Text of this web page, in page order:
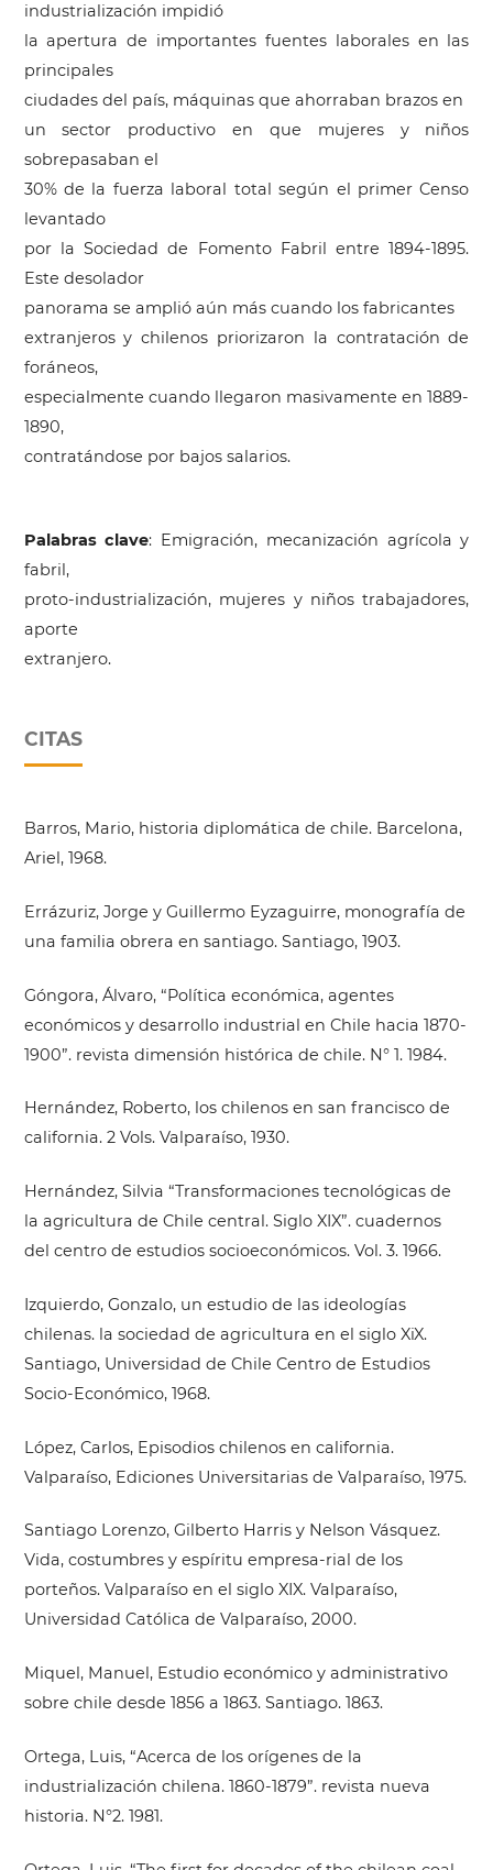
industrialización impidió
la apertura de importantes fuentes laborales en las
principales
ciudades del país, máquinas que ahorraban brazos en
un sector productivo en que mujeres y niños
sobrepasaban el
30% de la fuerza laboral total según el primer Censo
levantado
por la Sociedad de Fomento Fabril entre 1894-1895.
Este desolador
panorama se amplió aún más cuando los fabricantes
extranjeros y chilenos priorizaron la contratación de
foráneos,
especialmente cuando llegaron masivamente en 1889-
1890,
contratándose por bajos salarios.
Palabras clave: Emigración, mecanización agrícola y
fabril,
proto-industrialización, mujeres y niños trabajadores,
aporte
extranjero.
CITAS
Barros, Mario, historia diplomática de chile. Barcelona,
Ariel, 1968.
Errázuriz, Jorge y Guillermo Eyzaguirre, monografía de
una familia obrera en santiago. Santiago, 1903.
Góngora, Álvaro, “Política económica, agentes
económicos y desarrollo industrial en Chile hacia 1870-
1900”. revista dimensión histórica de chile. N° 1. 1984.
Hernández, Roberto, los chilenos en san francisco de
california. 2 Vols. Valparaíso, 1930.
Hernández, Silvia “Transformaciones tecnológicas de
la agricultura de Chile central. Siglo XIX”. cuadernos
del centro de estudios socioeconómicos. Vol. 3. 1966.
Izquierdo, Gonzalo, un estudio de las ideologías
chilenas. la sociedad de agricultura en el siglo XiX.
Santiago, Universidad de Chile Centro de Estudios
Socio-Económico, 1968.
López, Carlos, Episodios chilenos en california.
Valparaíso, Ediciones Universitarias de Valparaíso, 1975.
Santiago Lorenzo, Gilberto Harris y Nelson Vásquez.
Vida, costumbres y espíritu empresa-rial de los
porteños. Valparaíso en el siglo XIX. Valparaíso,
Universidad Católica de Valparaíso, 2000.
Miquel, Manuel, Estudio económico y administrativo
sobre chile desde 1856 a 1863. Santiago. 1863.
Ortega, Luis, “Acerca de los orígenes de la
industrialización chilena. 1860-1879”. revista nueva
historia. N°2. 1981.